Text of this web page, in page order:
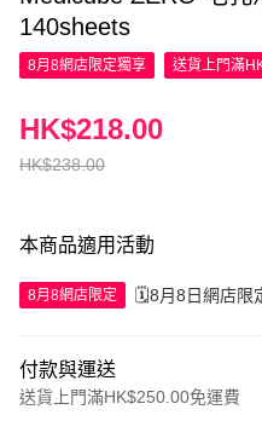
140sheets
8月8網店限定獨享 送貨上門滿
HK$238.00
HK$218.00
本商品適用活動
8月8網店限定 🗓️8月8日網店限
付款與運送
送貨上門滿HK$250.00免運費